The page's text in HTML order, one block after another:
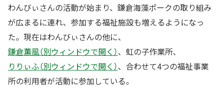
わんびぃさんの活動が始まり、鎌倉海藻ポークの取り組み
が広まるに連れ、参加する福祉施設も増えるようになっ
た。現在はわんびぃさんの他に、
鎌倉薫風（別ウィンドウで開く）、虹の子作業所、
りりぃふ（別ウィンドウで開く）、合わせて4つの福祉事業
所の利用者が活動に参加している。